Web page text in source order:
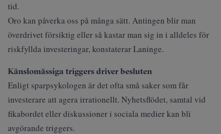
tid.
Oro kan påverka oss på många sätt. Antingen blir man
överdrivet försiktig eller så kastar man sig in i alldeles för
riskfyllda investeringar, konstaterar Laninge.
Känslomässiga triggers driver besluten
Enligt sparpsykologen är det ofta små saker som får
investerare att agera irrationellt. Nyhetsflödet, samtal vid
fikabordet eller diskussioner i sociala medier kan bli
avgörande triggers.